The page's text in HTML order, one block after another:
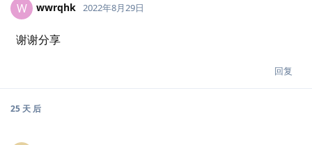
W wwrqhk 2022年8月29日
谢谢分享
回复
25 天后